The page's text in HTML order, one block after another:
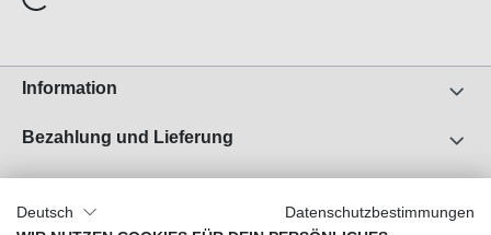
Information
Bezahlung und Lieferung
Über uns
Deutsch
Datenschutzbestimmungen